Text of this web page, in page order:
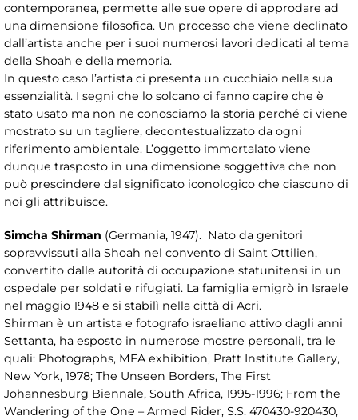
contemporanea, permette alle sue opere di approdare ad
una dimensione filosofica. Un processo che viene declinato
dall’artista anche per i suoi numerosi lavori dedicati al tema
della Shoah e della memoria.
In questo caso l’artista ci presenta un cucchiaio nella sua
essenzialità. I segni che lo solcano ci fanno capire che è
stato usato ma non ne conosciamo la storia perché ci viene
mostrato su un tagliere, decontestualizzato da ogni
riferimento ambientale. L’oggetto immortalato viene
dunque trasposto in una dimensione soggettiva che non
può prescindere dal significato iconologico che ciascuno di
noi gli attribuisce.
Simcha Shirman (Germania, 1947). Nato da genitori
sopravvissuti alla Shoah nel convento di Saint Ottilien,
convertito dalle autorità di occupazione statunitensi in un
ospedale per soldati e rifugiati. La famiglia emigrò in Israele
nel maggio 1948 e si stabilì nella città di Acri.
Shirman è un artista e fotografo israeliano attivo dagli anni
Settanta, ha esposto in numerose mostre personali, tra le
quali: Photographs, MFA exhibition, Pratt Institute Gallery,
New York, 1978; The Unseen Borders, The First
Johannesburg Biennale, South Africa, 1995-1996; From the
Wandering of the One – Armed Rider, S.S. 470430-920430,